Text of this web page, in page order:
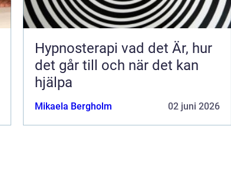
Hypnosterapi vad det Är, hur
det går till och när det kan
hjälpa
Mikaela Bergholm 02 juni 2026